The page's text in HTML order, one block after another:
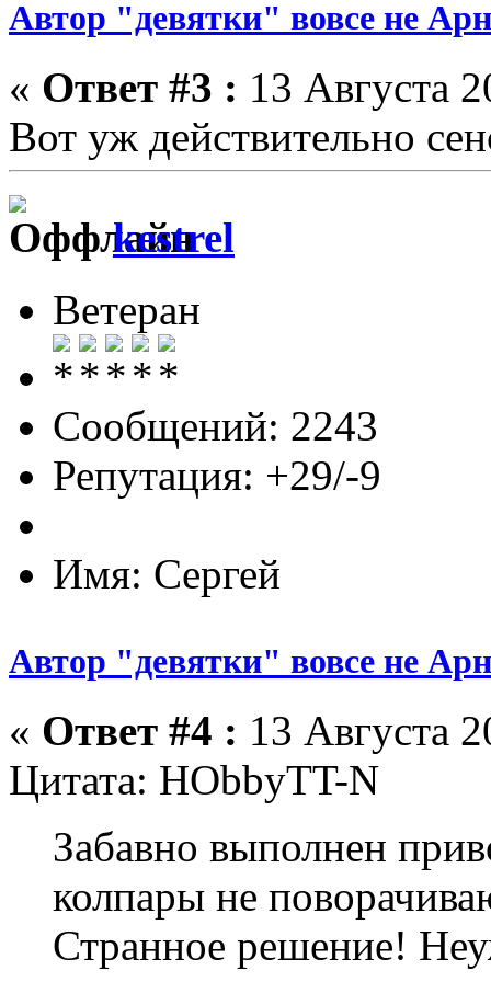
Автор "девятки" вовсе не
« Ответ #3 : 13 Августа
Вот уж действительно
kestrel
Ветеран
Сообщений: 2243
Репутация: +29/-9
Имя: Сергей
Автор "девятки" вовсе не
« Ответ #4 : 13 Августа
Цитата: HObbyTT-N
Забавно выполнен
колпары не
Странное решение!